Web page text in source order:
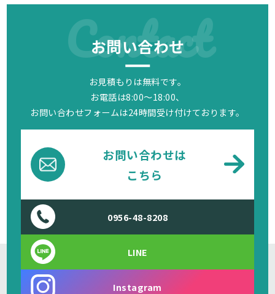
Contact
お問い合わせ
お見積もりは無料です。
お電話は8:00～18:00、
お問い合わせフォームは24時間受け付けております。
お問い合わせは
こちら
0956-48-8208
LINE
Instagram